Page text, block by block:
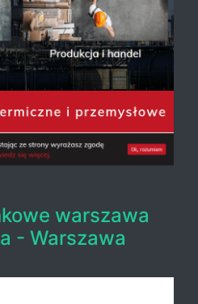
warszawa
- Warszawa